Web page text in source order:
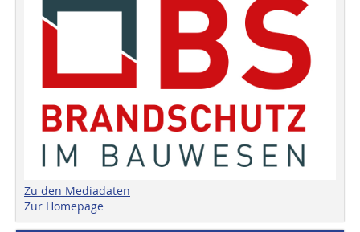
Zu den Mediadaten
Zur Homepage